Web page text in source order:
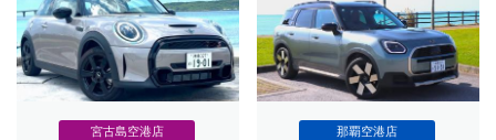
宮古島空港店 那覇空港店